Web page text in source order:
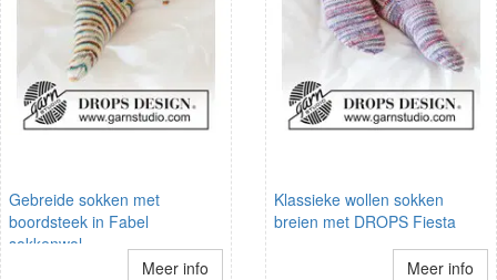
Gebreide sokken met
boordsteek in Fabel
sokkenwol
Meer info
Klassieke wollen sokken
breien met DROPS Fiesta
Meer info